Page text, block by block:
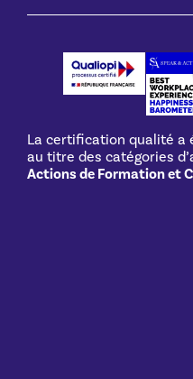
La certification qualité a
au titre des catégories
Actions de Formation et